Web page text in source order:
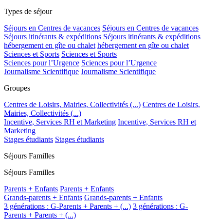
Types de séjour
Séjours en Centres de vacances Séjours en Centres de vacances
Séjours itinérants & expéditions Séjours itinérants & expéditions
hébergement en gîte ou chalet hébergement en gîte ou chalet
Sciences et Sports Sciences et Sports
Sciences pour l’Urgence Sciences pour l’Urgence
Journalisme Scientifique Journalisme Scientifique
Groupes
Centres de Loisirs, Mairies, Collectivités (...) Centres de Loisirs,
Mairies, Collectivités (...)
Incentive, Services RH et Marketing Incentive, Services RH et
Marketing
Stages étudiants Stages étudiants
Séjours Familles
Séjours Familles
Parents + Enfants Parents + Enfants
Grands-parents + Enfants Grands-parents + Enfants
3 générations : G-Parents + Parents + (...) 3 générations : G-
Parents + Parents + (...)